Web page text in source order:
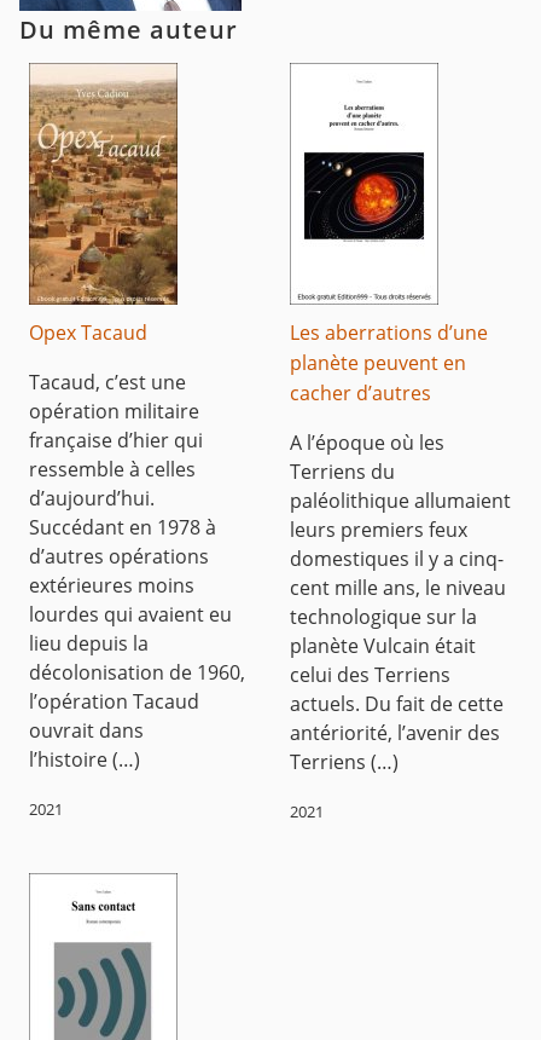
Du même auteur
Opex Tacaud
Tacaud, c’est une
opération militaire
française d’hier qui
ressemble à celles
d’aujourd’hui.
Succédant en 1978 à
d’autres opérations
extérieures moins
lourdes qui avaient eu
lieu depuis la
décolonisation de 1960,
l’opération Tacaud
ouvrait dans
l’histoire (…)
2021
Les aberrations d’une
planète peuvent en
cacher d’autres
A l’époque où les
Terriens du
paléolithique allumaient
leurs premiers feux
domestiques il y a cinq-
cent mille ans, le niveau
technologique sur la
planète Vulcain était
celui des Terriens
actuels. Du fait de cette
antériorité, l’avenir des
Terriens (…)
2021